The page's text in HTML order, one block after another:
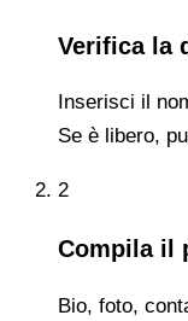
Verifica la
Inserisci il
Se è libero,
2
Compila il
Bio, foto,